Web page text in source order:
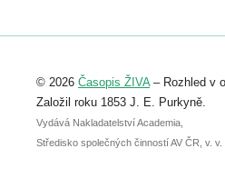
Registrovat se můžete do 6. září.
abstraktu přihlášené přednášky
posteru je už 30. června.
© 2026 Časopis ŽIVA– Rozhled v
Založil roku 1853 J. E. Purkyně.
Vydává Nakladatelství Academia,
Středisko společných činností AV ČR, v.